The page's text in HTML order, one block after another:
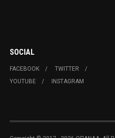
SOCIAL
FACEBOOK
TWITTER
YOUTUBE
INSTAGRAM